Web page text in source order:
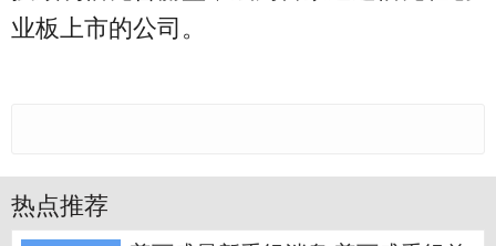
业板上市的公司。
热点推荐